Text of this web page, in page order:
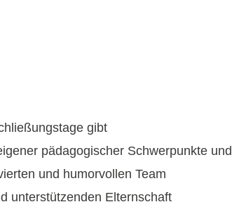
gibt
pädagogischer Schwerpunkte und
und humorvollen Team
unterstützenden Elternschaft